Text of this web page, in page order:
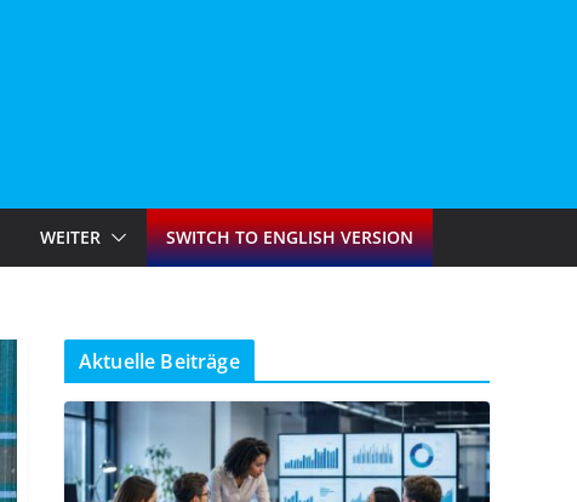
WEITER SWITCH TO ENGLISH VERSION
Aktuelle Beiträge